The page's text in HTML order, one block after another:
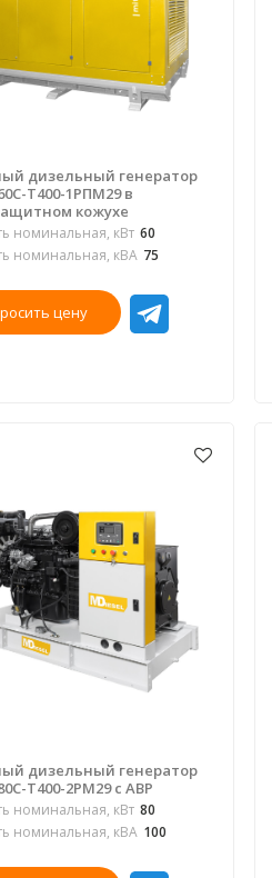
дизельный генератор
Т400-1РПМ29 в
кожухе
номинальная, кВт 60
номинальная, кВА 75
цену
дизельный генератор
Т400-2РМ29 с АВР
номинальная, кВт 80
номинальная, кВА 100